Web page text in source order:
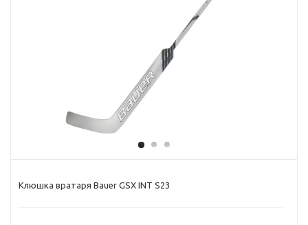
Клюшка вратаря Bauer GSX INT S23